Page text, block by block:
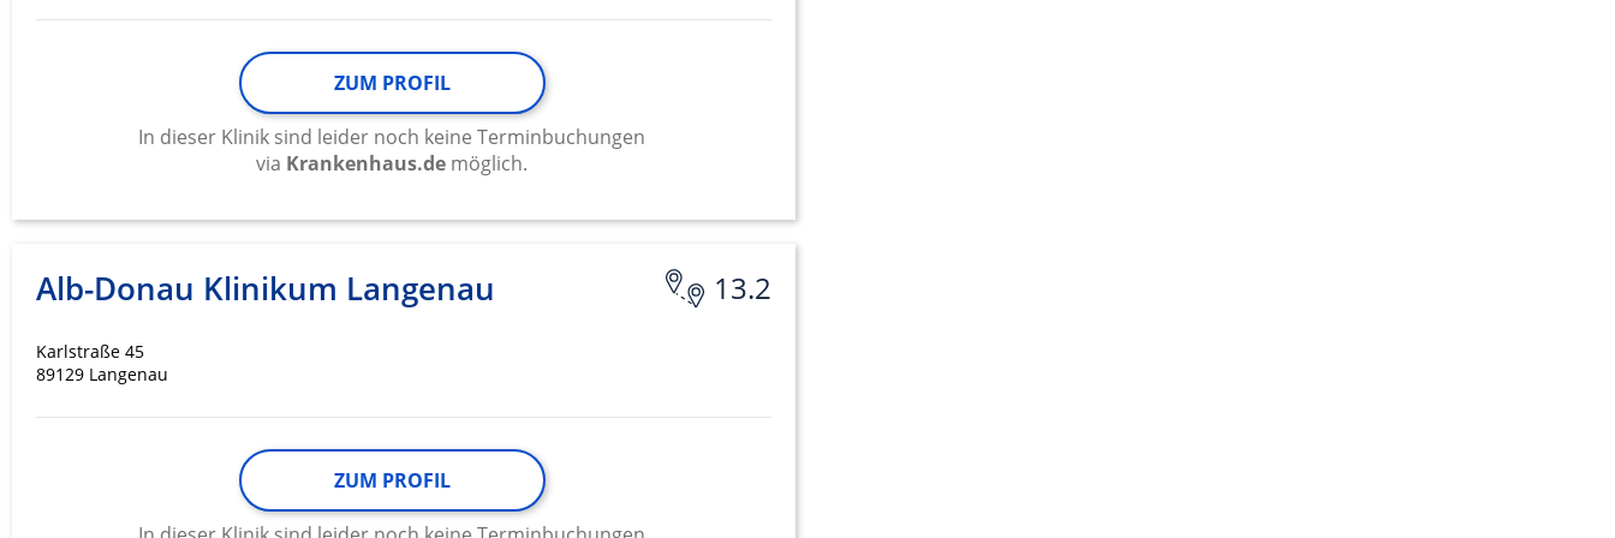
ZUM PROFIL
In dieser Klinik sind leider noch keine Terminbuchungen
via Krankenhaus.de möglich.
13.2
Alb-Donau Klinikum Langenau
Karlstraße 45
89129 Langenau
ZUM PROFIL